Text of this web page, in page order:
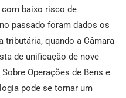
com baixo risco de
passado foram dados os
tributária, quando a Câmara
de unificação de nove
Operações de Bens e
pode se tornar um